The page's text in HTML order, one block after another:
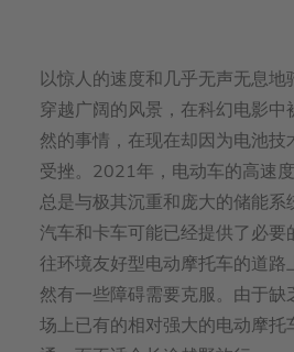
以惊人的速度和几乎无声无息地
穿越广阔的风景，在科幻电影中
然的事情，在现在却因为电池技
受挫。2021年，电动车的高速
总是与极其沉重和庞大的储能系
汽车和卡车可能已经提供了必要
往环境友好型电动摩托车的道路
然有一些障碍需要克服。由于缺
场上已有的相对强大的电动摩托